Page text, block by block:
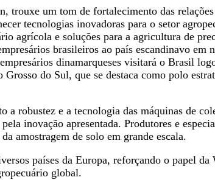
trouxe um tom de fortalecimento das
tecnologias inovadoras para o setor
agrícola e soluções para a agricultura de
brasileiros ao país escandinavo
dinamarqueses visitará o Brasil
do Sul, que se destaca como polo
a robustez e a tecnologia das máquinas de
inovação apresentada. Produtores e
amostragem de solo em grande escala.
países da Europa, reforçando o papel
global.